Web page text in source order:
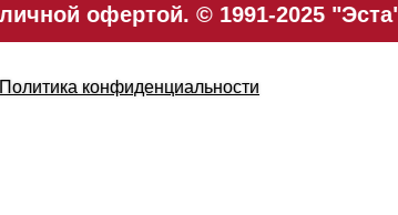
офертой. © 1991-2025 "Эста"
Политика конфиденциальности